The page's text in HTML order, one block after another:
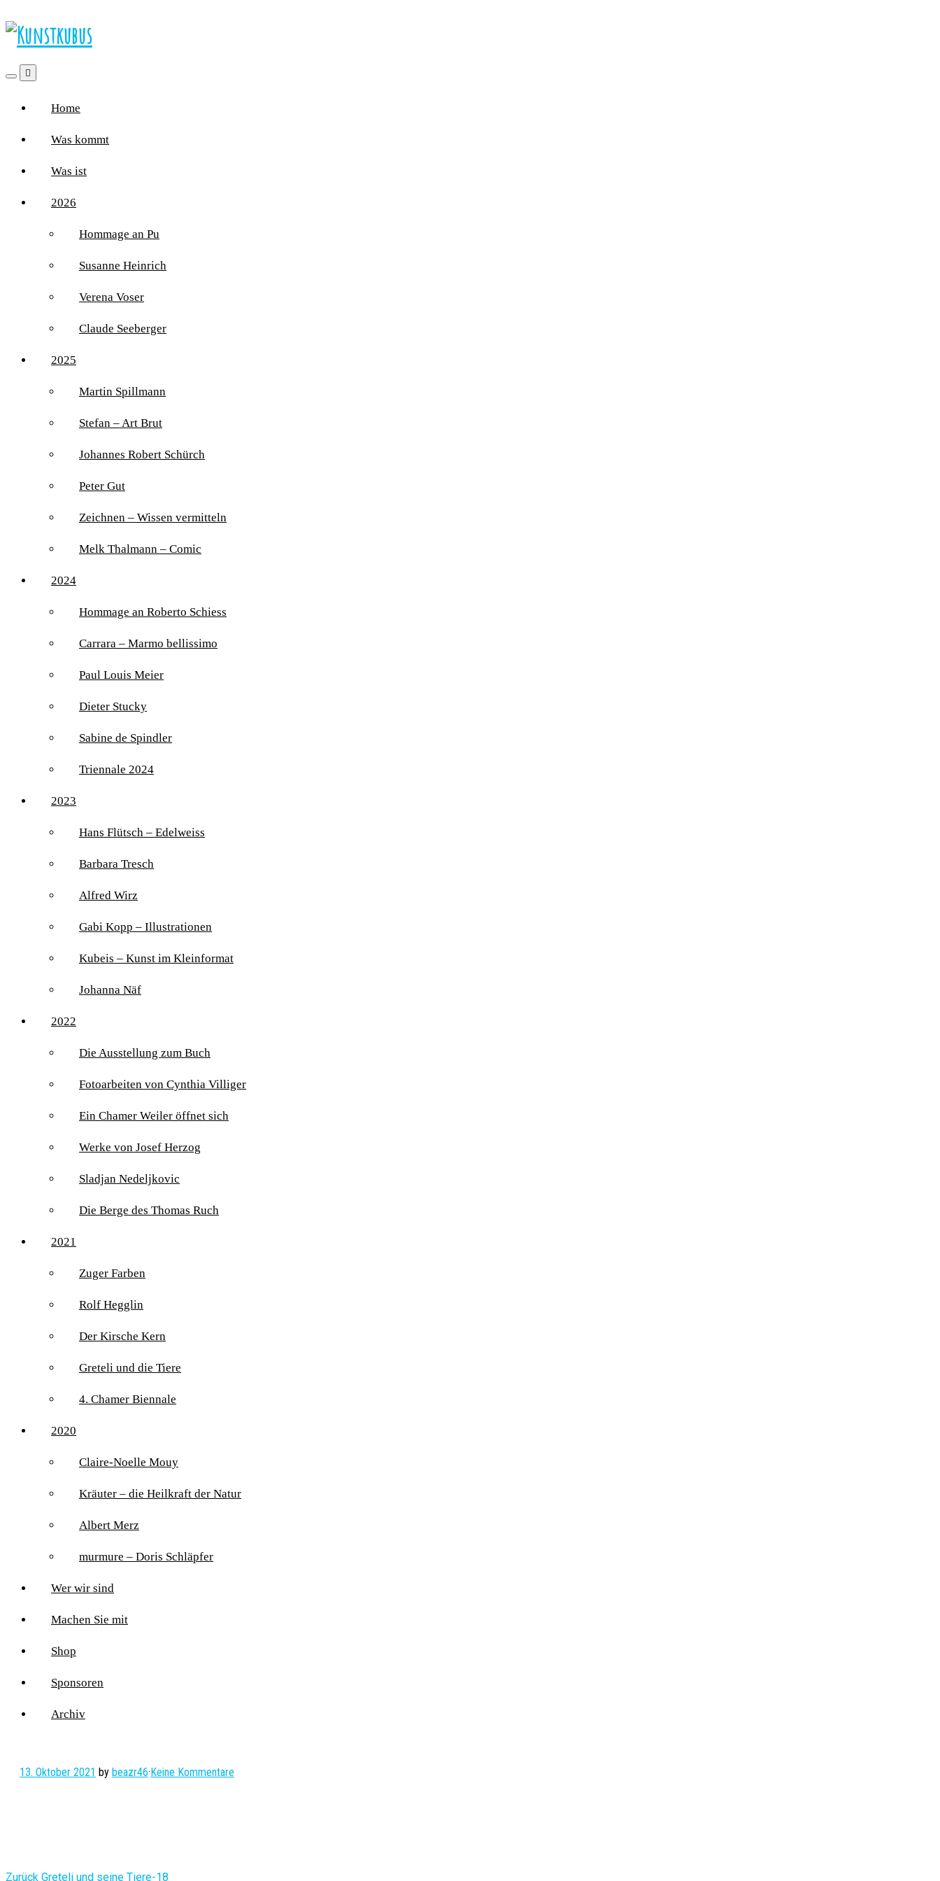
Home
Was kommt
Was ist
2026
Hommage an Pu
Susanne Heinrich
Verena Voser
Claude Seeberger
2025
Martin Spillmann
Stefan – Art Brut
Johannes Robert Schürch
Peter Gut
Zeichnen – Wissen vermitteln
Melk Thalmann – Comic
2024
Hommage an Roberto Schiess
Carrara – Marmo bellissimo
Paul Louis Meier
Dieter Stucky
Sabine de Spindler
Triennale 2024
2023
Hans Flütsch – Edelweiss
Barbara Tresch
Alfred Wirz
Gabi Kopp – Illustrationen
Kubeis – Kunst im Kleinformat
Johanna Näf
2022
Die Ausstellung zum Buch
Fotoarbeiten von Cynthia Villiger
Ein Chamer Weiler öffnet sich
Werke von Josef Herzog
Sladjan Nedeljkovic
Die Berge des Thomas Ruch
2021
Zuger Farben
Rolf Hegglin
Der Kirsche Kern
Greteli und die Tiere
4. Chamer Biennale
2020
Claire-Noelle Mouy
Kräuter – die Heilkraft der Natur
Albert Merz
murmure – Doris Schläpfer
Wer wir sind
Machen Sie mit
Shop
Sponsoren
Archiv
13. Oktober 2021 by beazr46· Keine Kommentare
Zurück Vorheriger
Greteli und seine Tiere-18